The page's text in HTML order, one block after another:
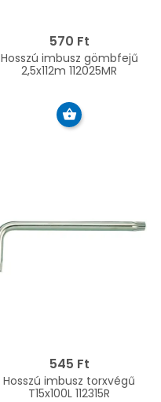
570 Ft
Hosszú imbusz gömbfejű
2,5x112m 112025MR
545 Ft
Hosszú imbusz torxvégű
T15x100L 112315R